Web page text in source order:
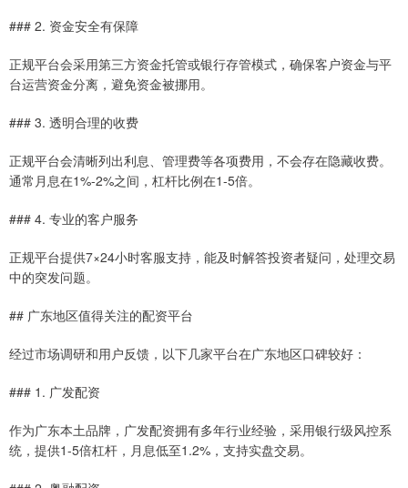
### 2. 资金安全有保障
正规平台会采用第三方资金托管或银行存管模式，确保客户资金与平
台运营资金分离，避免资金被挪用。
### 3. 透明合理的收费
正规平台会清晰列出利息、管理费等各项费用，不会存在隐藏收费。
通常月息在1%-2%之间，杠杆比例在1-5倍。
### 4. 专业的客户服务
正规平台提供7×24小时客服支持，能及时解答投资者疑问，处理交易
中的突发问题。
## 广东地区值得关注的配资平台
经过市场调研和用户反馈，以下几家平台在广东地区口碑较好：
### 1. 广发配资
作为广东本土品牌，广发配资拥有多年行业经验，采用银行级风控系
统，提供1-5倍杠杆，月息低至1.2%，支持实盘交易。